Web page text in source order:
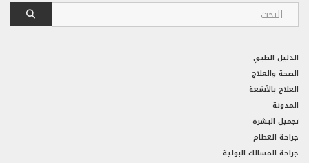
الدليل الطبي
الصحة والعلاج
العلاج بالأشعة
المدونة
تجميل البشرة
جراحة العظام
جراحة المسالك البولية